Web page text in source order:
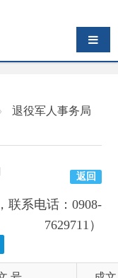
导航切换
话：0908-
7629711）
年春季返乡退役老兵适应
2026-03-25